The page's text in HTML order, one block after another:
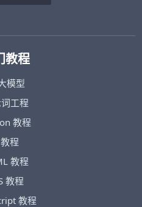
教程
模型
工程
教程
程
教程
教程
教程